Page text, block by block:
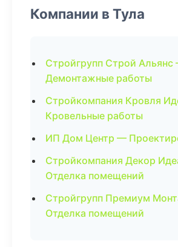
Компании в Тула
Стройгрупп Строй
Демонтажные работы
Стройкомпания Кровля
Кровельные работы
ИП Дом Центр —
Стройкомпания Декор
Отделка помещений
Стройгрупп Премиум
Отделка помещений